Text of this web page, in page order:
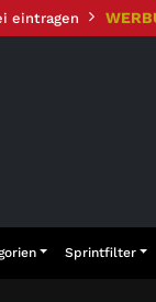
eintragen
Sprintfilter